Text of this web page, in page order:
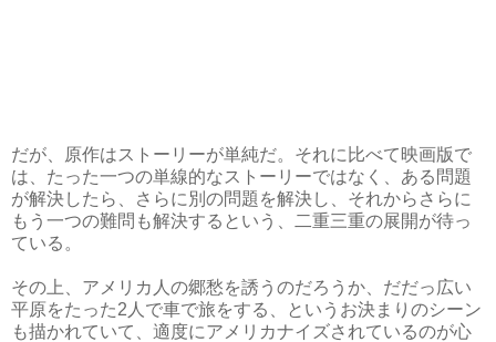
だが、原作はストーリーが単純だ。それに比べて映画版で
は、たった一つの単線的なストーリーではなく、ある問題
が解決したら、さらに別の問題を解決し、それからさらに
もう一つの難問も解決するという、二重三重の展開が待っ
ている。
その上、アメリカ人の郷愁を誘うのだろうか、だだっ広い
平原をたった2人で車で旅をする、というお決まりのシーン
も描かれていて、適度にアメリカナイズされているのが心